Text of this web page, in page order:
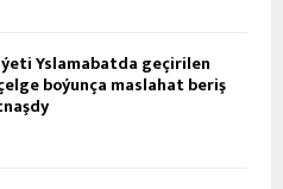
Yslamabatda geçirilen
boýunça maslahat beriş